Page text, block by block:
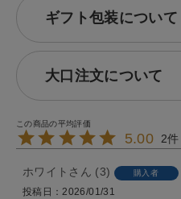
ギフト包装について
大口注文について
5.00 2
ホワイト 3 購入者
投稿日
2026/01/31